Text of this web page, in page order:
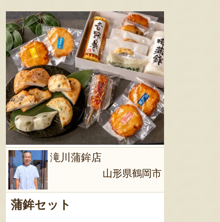
滝川蒲鉾店
山形県鶴岡市
蒲鉾セット